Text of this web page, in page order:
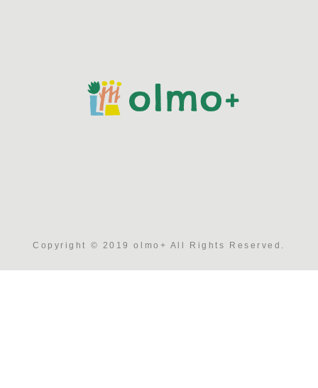
Copyright © 2019 olmo+ All Rights Reserved.